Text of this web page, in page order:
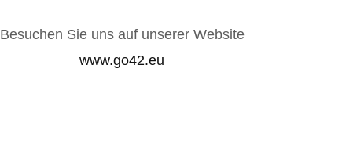
Besuchen Sie uns auf unserer Website
www.go42.eu